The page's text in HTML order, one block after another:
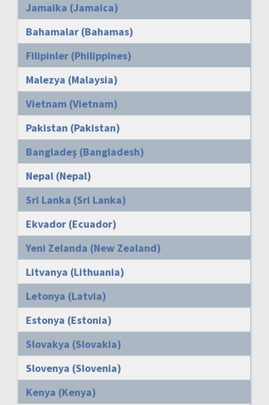
Jamaika (Jamaica)
Bahamalar (Bahamas)
Filipinler (Philippines)
Malezya (Malaysia)
Vietnam (Vietnam)
Pakistan (Pakistan)
Bangladeş (Bangladesh)
Nepal (Nepal)
Sri Lanka (Sri Lanka)
Ekvador (Ecuador)
Yeni Zelanda (New Zealand)
Litvanya (Lithuania)
Letonya (Latvia)
Estonya (Estonia)
Slovakya (Slovakia)
Slovenya (Slovenia)
Kenya (Kenya)